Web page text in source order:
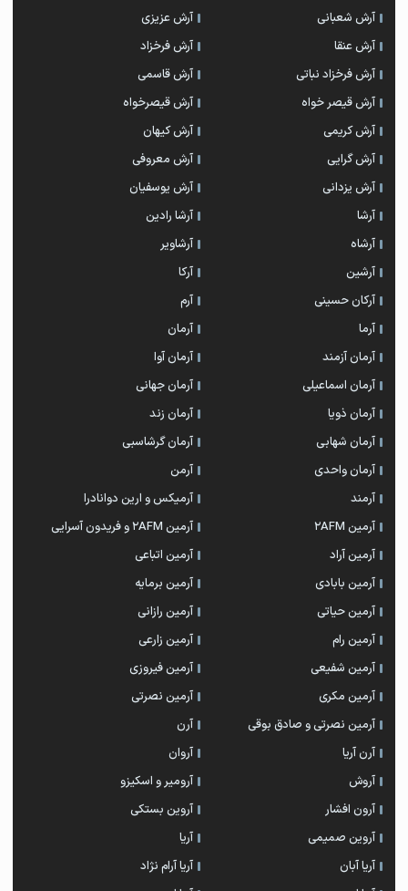
آرش شعبانی
آرش عزیزی
آرش عنقا
آرش فرخزاد
آرش فرخزاد نباتی
آرش قاسمی
آرش قیصر خواه
آرش قیصرخواه
آرش کریمی
آرش کیهان
آرش گرایی
آرش معروفی
آرش یزدانی
آرش یوسفیان
آرشا
آرشا رادین
آرشاه
آرشاویر
آرشین
آرکا
آرکان حسینی
آرم
آرما
آرمان
آرمان آزمند
آرمان آوا
آرمان اسماعیلی
آرمان جهانی
آرمان ذویا
آرمان زند
آرمان شهابی
آرمان گرشاسبی
آرمان واحدی
آرمن
آرمند
آرمیکس و ارین دوانادرا
آرمین 2AFM
آرمین 2AFM و فریدون آسرایی
آرمین آراد
آرمین اتباعی
آرمین بابادی
آرمین برمایه
آرمین حیاتی
آرمین رازانی
آرمین رام
آرمین زارعی
آرمین شفیعی
آرمین فیروزی
آرمین مکری
آرمین نصرتی
آرمین نصرتی و صادق بوقی
آرن
آرن آریا
آروان
آروش
آرومیر و اسکیزو
آرون افشار
آروین بستکی
آروین صمیمی
آریا
آریا آبان
آریا آرام نژاد